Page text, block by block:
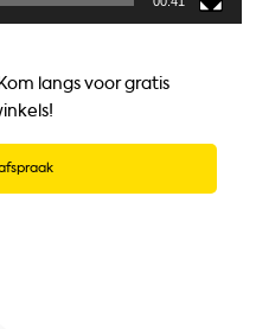
langs voor gratis